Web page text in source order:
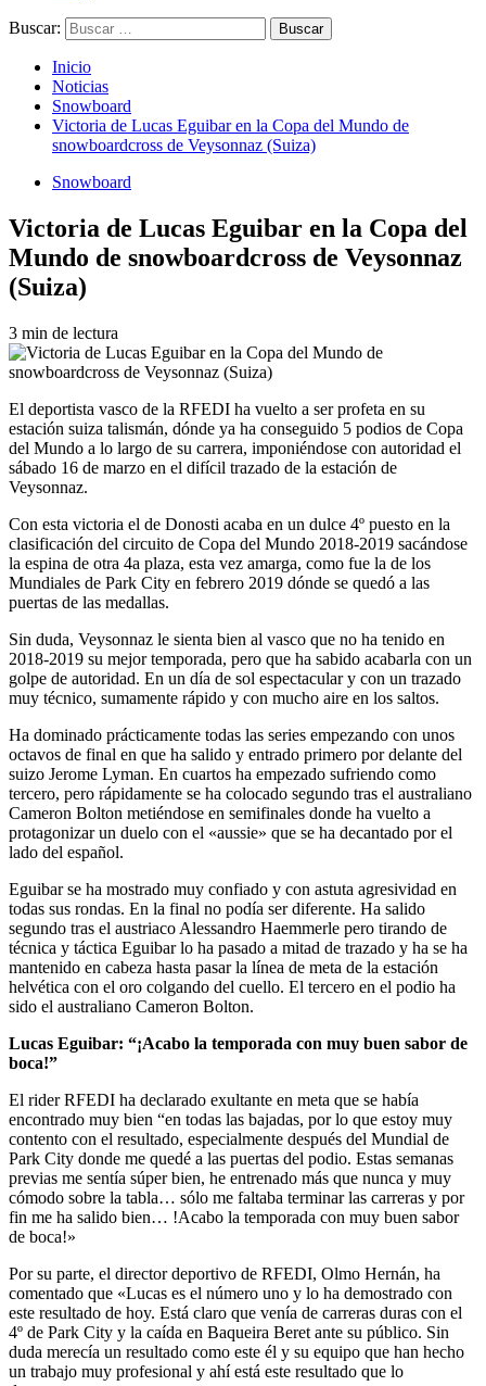
Buscar:
Inicio
Noticias
Snowboard
Victoria de Lucas Eguibar en la Copa del Mundo de
snowboardcross de Veysonnaz (Suiza)
Snowboard
Victoria de Lucas Eguibar en la Copa del
Mundo de snowboardcross de Veysonnaz
(Suiza)
3 min de lectura
El deportista vasco de la RFEDI ha vuelto a ser profeta en su
estación suiza talismán, dónde ya ha conseguido 5 podios de Copa
del Mundo a lo largo de su carrera, imponiéndose con autoridad el
sábado 16 de marzo en el difícil trazado de la estación de
Veysonnaz.
Con esta victoria el de Donosti acaba en un dulce 4º puesto en la
clasificación del circuito de Copa del Mundo 2018-2019 sacándose
la espina de otra 4a plaza, esta vez amarga, como fue la de los
Mundiales de Park City en febrero 2019 dónde se quedó a las
puertas de las medallas.
Sin duda, Veysonnaz le sienta bien al vasco que no ha tenido en
2018-2019 su mejor temporada, pero que ha sabido acabarla con un
golpe de autoridad. En un día de sol espectacular y con un trazado
muy técnico, sumamente rápido y con mucho aire en los saltos.
Ha dominado prácticamente todas las series empezando con unos
octavos de final en que ha salido y entrado primero por delante del
suizo Jerome Lyman. En cuartos ha empezado sufriendo como
tercero, pero rápidamente se ha colocado segundo tras el australiano
Cameron Bolton metiéndose en semifinales donde ha vuelto a
protagonizar un duelo con el «aussie» que se ha decantado por el
lado del español.
Eguibar se ha mostrado muy confiado y con astuta agresividad en
todas sus rondas. En la final no podía ser diferente. Ha salido
segundo tras el austriaco Alessandro Haemmerle pero tirando de
técnica y táctica Eguibar lo ha pasado a mitad de trazado y ha se ha
mantenido en cabeza hasta pasar la línea de meta de la estación
helvética con el oro colgando del cuello. El tercero en el podio ha
sido el australiano Cameron Bolton.
Lucas Eguibar: “¡Acabo la temporada con muy buen sabor de
boca!”
El rider RFEDI ha declarado exultante en meta que se había
encontrado muy bien “en todas las bajadas, por lo que estoy muy
contento con el resultado, especialmente después del Mundial de
Park City donde me quedé a las puertas del podio. Estas semanas
previas me sentía súper bien, he entrenado más que nunca y muy
cómodo sobre la tabla… sólo me faltaba terminar las carreras y por
fin me ha salido bien… !Acabo la temporada con muy buen sabor
de boca!»
Por su parte, el director deportivo de RFEDI, Olmo Hernán, ha
comentado que «Lucas es el número uno y lo ha demostrado con
este resultado de hoy. Está claro que venía de carreras duras con el
4º de Park City y la caída en Baqueira Beret ante su público. Sin
duda merecía un resultado como este él y su equipo que han hecho
un trabajo muy profesional y ahí está este resultado que lo